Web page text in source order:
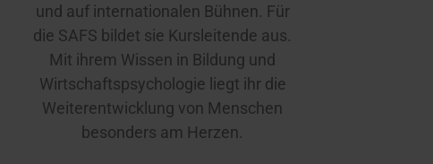
und auf internationalen Bühnen. Für
die SAFS bildet sie Kursleitende aus.
Mit ihrem Wissen in Bildung und
Wirtschaftspsychologie liegt ihr die
Weiterentwicklung von Menschen
besonders am Herzen.